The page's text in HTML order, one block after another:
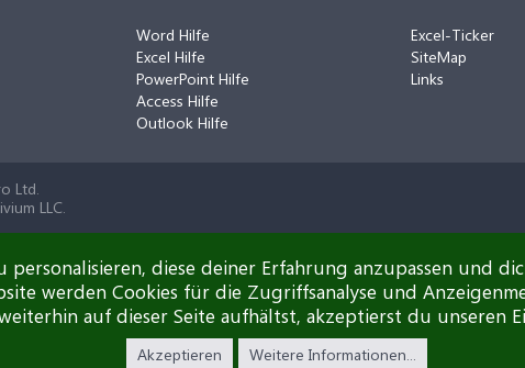
Word Hilfe
Excel Hilfe
PowerPoint Hilfe
Access Hilfe
Outlook Hilfe
Excel-Ticker
SiteMap
Links
Ltd.
LLC.
personalisieren, diese deiner Erfahrung anzupassen und
werden Cookies für die Zugriffsanalyse und
auf dieser Seite aufhältst, akzeptierst du unseren
Akzeptieren Weitere Informationen...